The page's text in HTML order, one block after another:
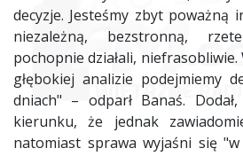
decyzje. Jesteśmy zbyt poważną
niezależną, bezstronną,
pochopnie działali, niefrasobliwie.
głębokiej analizie podejmiemy
dniach" – odparł Banaś.
kierunku, że jednak
natomiast sprawa wyjaśni się "w